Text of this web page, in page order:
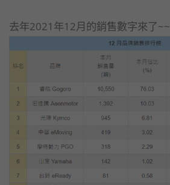
去年2021年12月的銷售數字來了~~